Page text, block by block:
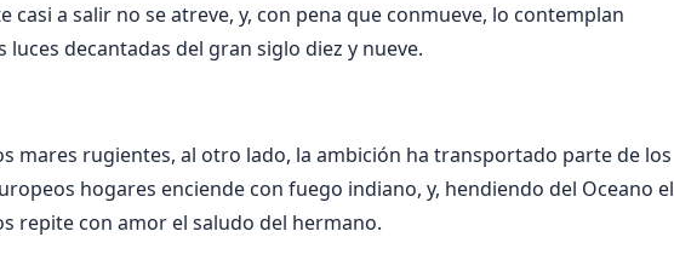
casi a salir no se atreve, y, con pena que conmueve, lo contemplan
luces decantadas del gran siglo diez y nueve.
mares rugientes, al otro lado, la ambición ha transportado parte de los
hogares enciende con fuego indiano, y, hendiendo del Oceano el
repite con amor el saludo del hermano.